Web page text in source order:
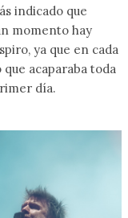
indicado que
momento hay
ya que en cada
acaparaba toda
día.